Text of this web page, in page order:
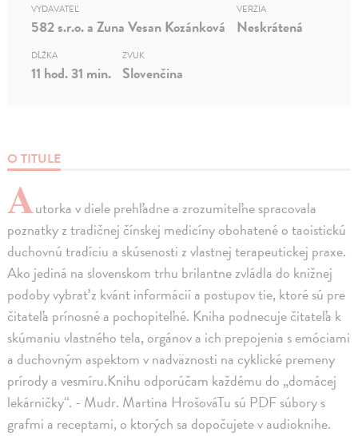
O TITULE
Autorka v diele prehľadne a zrozumiteľne spracovala
poznatky z tradičnej čínskej medicíny obohatené o taoistickú
duchovnú tradíciu a skúsenosti z vlastnej terapeutickej praxe.
Ako jediná na slovenskom trhu brilantne zvládla do knižnej
podoby vybrať z kvánt informácií a postupov tie, ktoré sú pre
čitateľa prínosné a pochopiteľné. Kniha podnecuje čitateľa k
skúmaniu vlastného tela, orgánov a ich prepojenia s emóciami
a duchovným aspektom v nadväznosti na cyklické premeny
prírody a vesmíru.Knihu odporúčam každému do „domácej
lekárničky“. - Mudr. Martina HrošováTu sú PDF súbory s
grafmi a receptami, o ktorých sa dopočujete v audioknihe.
VYDAVATEĽ
582 s.r.o. a Zuna Vesan Kozánková
VERZIA
Neskrátená
DĹŽKA
11 hod. 31 min.
ZVUK
Slovenčina